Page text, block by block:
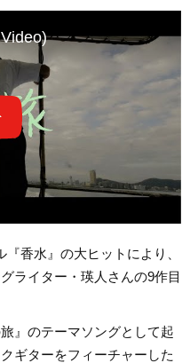
香水』の大ヒットにより、
ライター・瑛人さんの9作目
』のテーマソングとして起
ギターをフィーチャーした